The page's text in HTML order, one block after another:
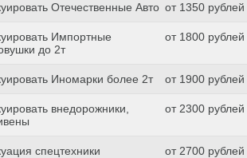
Отечественные Авто от 1350 рублей
Импортные
до 2т
от 1800 рублей
Иномарки более 2т от 1900 рублей
внедорожники,
от 2300 рублей
спецтехники от 2700 рублей